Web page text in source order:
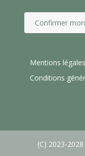
Confirmer
Mentions légales
Conditions
(C) 2023-2028